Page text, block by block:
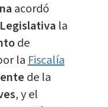
acordó
la
de
laFiscalía
de la
, y el